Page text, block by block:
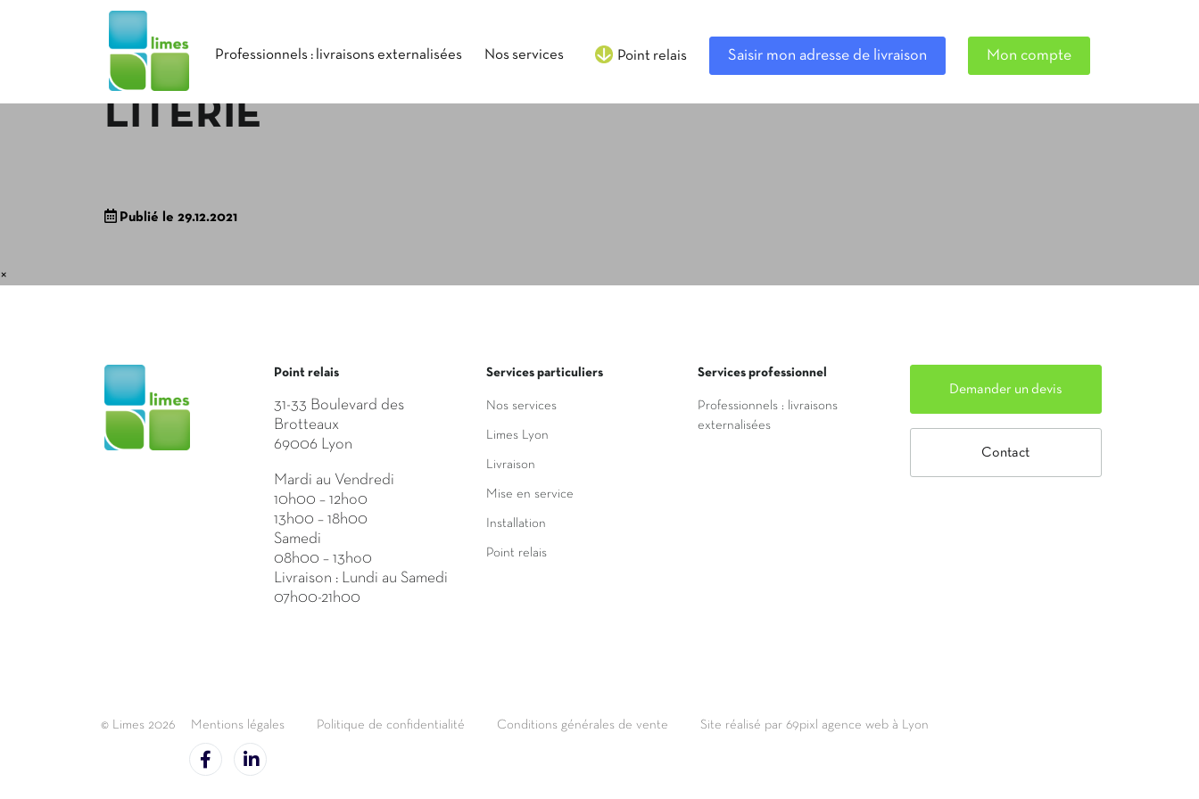
Professionnels : livraisons externalisées Nos services Point relais Saisir mon adresse de livraison Mon compte
LITERIE
Publié le 29.12.2021
×
Point relais
31-33 Boulevard des
Brotteaux
69006 Lyon
Mardi au Vendredi
10h00 – 12ho0
13h00 – 18h00
Samedi
08h00 – 13ho0
Livraison : Lundi au Samedi
07h00-21h00
Services particuliers
Nos services
Limes Lyon
Livraison
Mise en service
Installation
Point relais
Services professionnel
Professionnels : livraisons
externalisées
Demander un devis
Contact
© Limes 2026 Mentions légales Politique de confidentialité Conditions générales de vente Site réalisé par 69pixl agence web à Lyon